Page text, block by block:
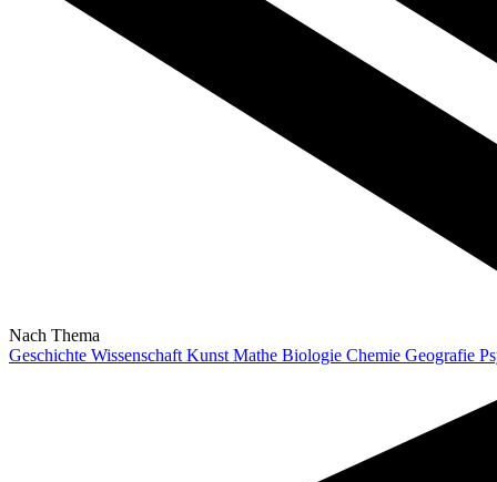
Nach Thema
Geschichte Wissenschaft Kunst Mathe Biologie Chemie Geografie